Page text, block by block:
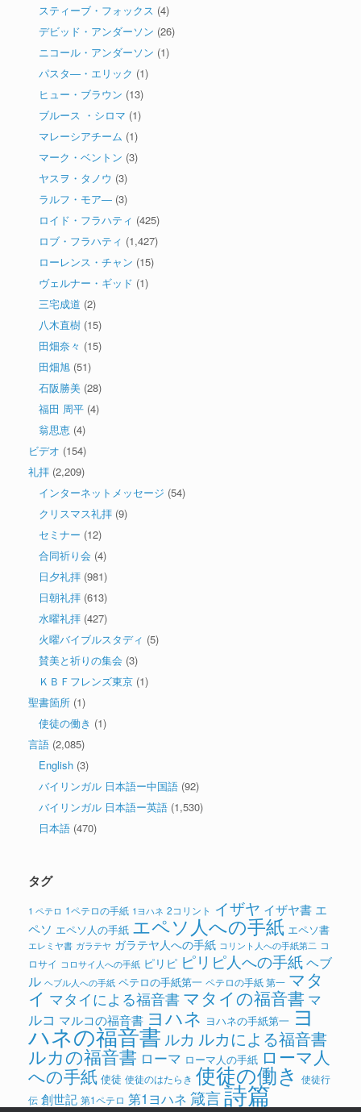
スティーブ・フォックス (4)
デビッド・アンダーソン (26)
ニコール・アンダーソン (1)
パスタ―・エリック (1)
ヒュー・ブラウン (13)
ブルース ・シロマ (1)
マレーシアチーム (1)
マーク・ベントン (3)
ヤスヲ・タノウ (3)
ラルフ・モア― (3)
ロイド・フラハティ (425)
ロブ・フラハティ (1,427)
ローレンス・チャン (15)
ヴェルナー・ギッド (1)
三宅成道 (2)
八木直樹 (15)
田畑奈々 (15)
田畑旭 (51)
石阪勝美 (28)
福田 周平 (4)
翁思恵 (4)
ビデオ (154)
礼拝 (2,209)
インターネットメッセージ (54)
クリスマス礼拝 (9)
セミナー (12)
合同祈り会 (4)
日夕礼拝 (981)
日朝礼拝 (613)
水曜礼拝 (427)
火曜バイブルスタディ (5)
賛美と祈りの集会 (3)
ＫＢＦフレンズ東京 (1)
聖書箇所 (1)
使徒の働き (1)
言語 (2,085)
English (3)
バイリンガル 日本語ー中国語 (92)
バイリンガル 日本語ー英語 (1,530)
日本語 (470)
タグ
1 ペテロ 1ペテロの手紙 1ヨハネ 2コリント イザヤ イザヤ書 エ
ペソ エペソ人の手紙 エペソ人への手紙 エペソ書
エレミヤ書 ガラテヤ ガラテヤ人への手紙 コリント人への手紙第二 コ
ロサイ コロサイ人への手紙 ピリピ ピリピ人への手紙ヘブ
ル ヘブル人への手紙 ペテロの手紙第一 ペテロの手紙 第一 マタ
イ マタイによる福音書 マタイの福音書 マ
ルコ マルコの福音書 ヨハネ ヨハネの手紙第一 ヨ
ハネの福音書 ルカ ルカによる福音書
ルカの福音書 ローマ ローマ人の手紙 ローマ人
への手紙 使徒 使徒のはたらき 使徒の働き 使徒行
伝 創世記 第1ペテロ 第1ヨハネ 箴言詩篇